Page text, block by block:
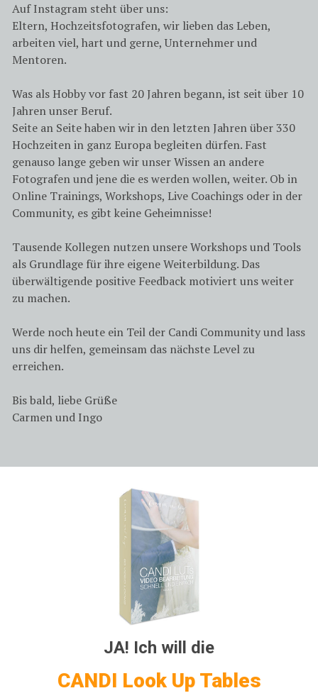
Auf Instagram steht über uns:
Eltern, Hochzeitsfotografen, wir lieben das Leben,
arbeiten viel, hart und gerne, Unternehmer und
Mentoren.
Was als Hobby vor fast 20 Jahren begann, ist seit über 10
Jahren unser Beruf.
Seite an Seite haben wir in den letzten Jahren über 330
Hochzeiten in ganz Europa begleiten dürfen. Fast
genauso lange geben wir unser Wissen an andere
Fotografen und jene die es werden wollen, weiter. Ob in
Online Trainings, Workshops, Live Coachings oder in der
Community, es gibt keine Geheimnisse!
Tausende Kollegen nutzen unsere Workshops und Tools
als Grundlage für ihre eigene Weiterbildung. Das
überwältigende positive Feedback motiviert uns weiter
zu machen.
Werde noch heute ein Teil der Candi Community und lass
uns dir helfen, gemeinsam das nächste Level zu
erreichen.
Bis bald, liebe Grüße
Carmen und Ingo
JA! Ich will die
CANDI Look Up Tables